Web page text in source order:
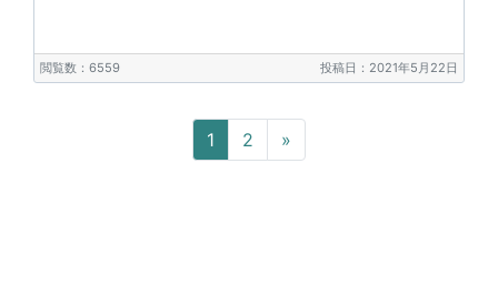
閲覧数：6559 投稿日：2021年5月22日
1 2 »